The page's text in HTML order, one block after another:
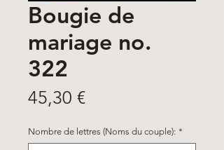
Bougie de
mariage no.
322
45,30 €Prix
Nombre de lettres (Noms du couple): *